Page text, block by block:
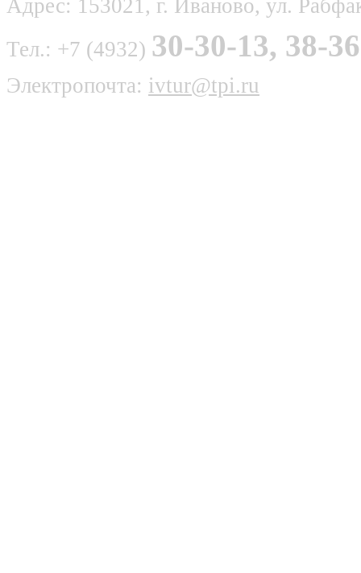
Адрес: 153021, г. Иваново, ул.
Тел.: +7 (4932) 30-30-13, 38-
Электропочта: ivtur@tpi.ru